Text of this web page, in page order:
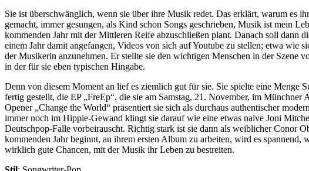
Sie ist überschwänglich, wenn sie über ihre Musik redet. Das erklärt, warum es
gemacht, immer gesungen, als Kind schon Songs geschrieben, Musik ist mein
kommenden Jahr mit der Mittleren Reife abzuschließen plant. Danach soll
einem Jahr damit angefangen, Videos von sich auf Youtube zu stellen; etwa
der Musikerin anzunehmen. Er stellte sie den wichtigen Menschen in der Szene
in der für sie eben typischen Hingabe.
Denn von diesem Moment an lief es ziemlich gut für sie. Sie spielte eine Menge
fertig gestellt, die EP „FreEp“, die sie am Samstag, 21. November, im
Opener „Change the World“ präsentiert sie sich als durchaus authentischer
immer noch im Hippie-Gewand klingt sie darauf wie eine etwas naive Joni
Deutschpop-Falle vorbeirauscht. Richtig stark ist sie dann als weiblicher Conor
kommenden Jahr beginnt, an ihrem ersten Album zu arbeiten, wird es
wirklich gute Chancen, mit der Musik ihr Leben zu bestreiten.